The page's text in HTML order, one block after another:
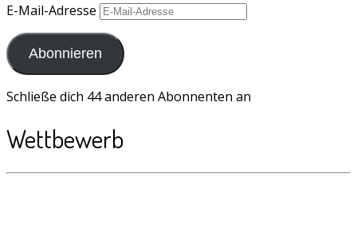
E-Mail-Adresse
Abonnieren
Schließe dich 44 anderen Abonnenten an
Wettbewerb